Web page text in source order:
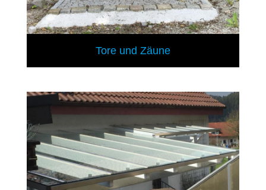
Tore und Zäune